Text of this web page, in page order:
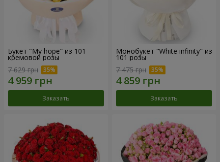
Букет "My hope" из 101
кремовой розы
7 629 грн
Заказать
Монобукет "White infinity" из
101 розы
7 475 грн
Заказать